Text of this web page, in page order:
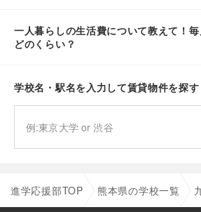
一人暮らしの生活費について教えて！
どのくらい？
学校名・駅名を入力して賃貸物件を探す
進学応援部TOP 熊本県の学校一覧